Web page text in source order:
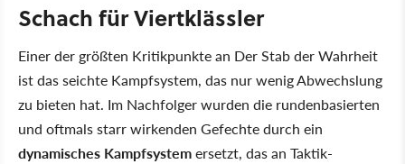
Schach für Viertklässler
Einer der größten Kritikpunkte an Der Stab der Wahrheit
ist das seichte Kampfsystem, das nur wenig Abwechslung
zu bieten hat. Im Nachfolger wurden die rundenbasierten
und oftmals starr wirkenden Gefechte durch ein
dynamisches Kampfsystemersetzt, das an Taktik-